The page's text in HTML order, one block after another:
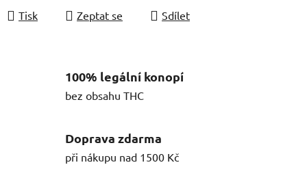
Tisk Zeptat se Sdílet
100% legální konopí
bez obsahu THC
Doprava zdarma
při nákupu nad 1500 Kč